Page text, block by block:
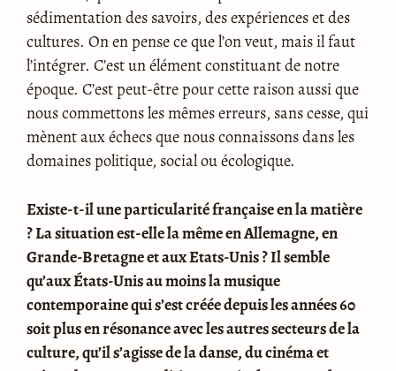
sédimentation des savoirs, des expériences et des
cultures. On en pense ce que l’on veut, mais il faut
l’intégrer. C’est un élément constituant de notre
époque. C’est peut-être pour cette raison aussi que
nous commettons les mêmes erreurs, sans cesse, qui
mènent aux échecs que nous connaissons dans les
domaines politique, social ou écologique.
Existe-t-il une particularité française en la matière
? La situation est-elle la même en Allemagne, en
Grande-Bretagne et aux Etats-Unis ? Il semble
qu’aux États-Unis au moins la musique
contemporaine qui s’est créée depuis les années 60
soit plus en résonance avec les autres secteurs de la
culture, qu’il s’agisse de la danse, du cinéma et